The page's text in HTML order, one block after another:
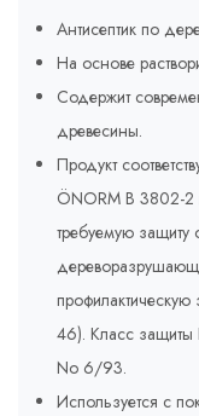
Антисептик по
На основе
Cодержит
древесины.
Продукт
ÖNORM B 3802-2
требуемую защиту
46). Класс защиты
No 6/93.
Используется с